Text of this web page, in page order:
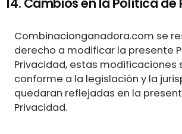
Combinacionganadora.com se
derecho a modificar la presente
Privacidad, estas modificaciones
conforme a la legislación y la
quedaran reflejadas en la
Privacidad.